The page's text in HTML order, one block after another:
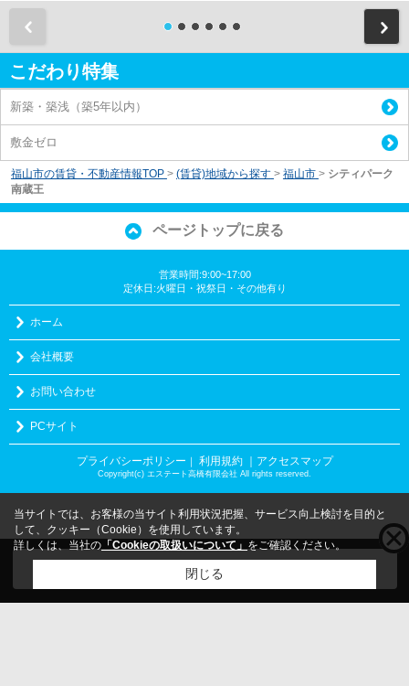
こだわり特集
新築・築浅（築5年以内）
敷金ゼロ
福山市の賃貸・不動産情報TOP > (賃貸)地域から探す > 福山市 > シティパーク
南蔵王
ページトップに戻る
営業時間:9:00~17:00
定休日:火曜日・祝祭日・その他有り
ホーム
会社概要
お問い合わせ
PCサイト
プライバシーポリシー 利用規約 ｜アクセスマップ
Copyright(c) エステート高橋有限会社 All rights reserved.
こちらの物件をご覧の方にお勧めな物件
当サイトでは、お客様の当サイト利用状況把握、サービス向上検討を目的と
して、クッキー（Cookie）を使用しています。
詳しくは、当社の 「Cookieの取扱いについて」 をご確認ください。
閉じる